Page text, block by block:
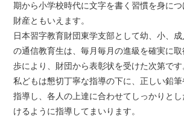
期から小学校時代に文字を書く習慣を身に
財産ともいえます。
日本習字教育財団東学支部として幼、小、
の通信教育生は、毎月毎月の進級を確実に
歩により、財団から表彰状を受けた次第です
私どもは懇切丁寧な指導の下に、正しい鉛
指導し、各人の上達に合わせてしっかりと
けるように指導してまいります。